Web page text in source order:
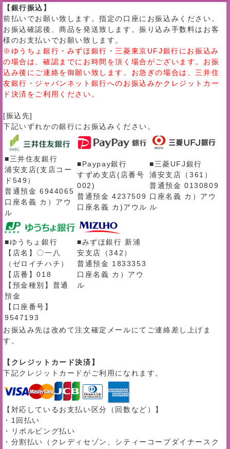
【銀行振込】
前払いでお願い致します。指定の口座にお振込みください。
お振込確認後、商品を発送致します。振り込み手数料はお客
様のお支払いでお願い致します。
※ゆうちょ銀行・みずほ銀行・三菱東京UFJ銀行にお振込み
の場合は、確認までにお時間を頂く場合がございます。お振
込み後にご連絡を御願い致します。お急ぎの場合は、三井住
友銀行・ジャパンネット銀行へのお振込みかクレジットカー
ド決済をご利用ください。
[振込先]
下記いずれかの銀行にお振込みください。
■三井住友銀行
浦安支店(支店コー
ド549）
普通預金 6944065
口座名義 カ）アウ
ル
■Paypay銀行
すずめ支店(店番号
002)
普通預金 4237509
口座名義 カ)アウル
■三菱UFJ銀行
浦安支店（361）
普通預金 0130809
口座名義 カ）アウ
ル
■ゆうちょ銀行
【店名】〇一八
（ゼロイチハチ）
【店番】018
【預金種別】普通
預金
【口座番号】
9547193
■みずほ銀行 新浦
安支店（342）
普通預金 1833353
口座名義 カ）アウ
ル
お振込み先は改めて注文確定メールにてご連絡差し上げま
す。
【クレジットカード決済】
下記クレジットカードがご利用になれます。
【対応しているお支払い区分（回数など）】
・1回払い
・リボルビング払い
・分割払い（クレディセゾン、シティーコープダイナースク